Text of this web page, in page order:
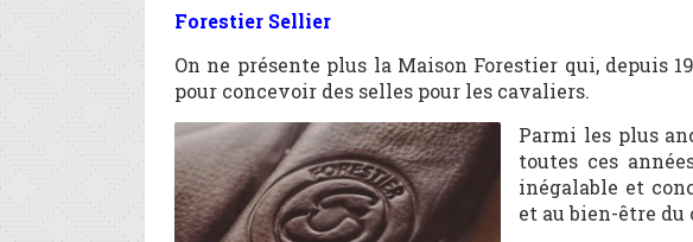
Forestier Sellier
On ne présente plus la Maison Forestier qui, depuis
pour concevoir des selles pour les cavaliers.
Parmi les plus
toutes ces
inégalable et
et au bien-être du